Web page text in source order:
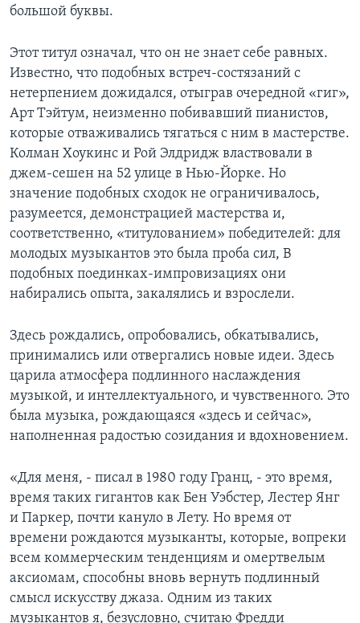
большой буквы.
Этот титул означал, что он не знает себе равных.
Известно, что подобных встреч-состязаний с
нетерпением дожидался, отыграв очередной «гиг»,
Арт Тэйтум, неизменно побивавший пианистов,
которые отваживались тягаться с ним в мастерстве.
Колман Хоукинс и Рой Элдридж властвовали в
джем-сешен на 52 улице в Нью-Йорке. Но
значение подобных сходок не ограничивалось,
разумеется, демонстрацией мастерства и,
соответственно, «титулованием» победителей: для
молодых музыкантов это была проба сил, В
подобных поединках-импровизациях они
набирались опыта, закалялись и взрослели.
Здесь рождались, опробовались, обкатывались,
принимались или отвергались новые идеи. Здесь
царила атмосфера подлинного наслаждения
музыкой, и интеллектуального, и чувственного. Это
была музыка, рождающаяся «здесь и сейчас»,
наполненная радостью созидания и вдохновением.
«Для меня, - писал в 1980 году Гранц, - это время,
время таких гигантов как Бен Уэбстер, Лестер Янг
и Паркер, почти кануло в Лету. Но время от
времени рождаются музыканты, которые, вопреки
всем коммерческим тенденциям и омертвелым
аксиомам, способны вновь вернуть подлинный
смысл искусству джаза. Одним из таких
музыкантов я, безусловно, считаю Фредди